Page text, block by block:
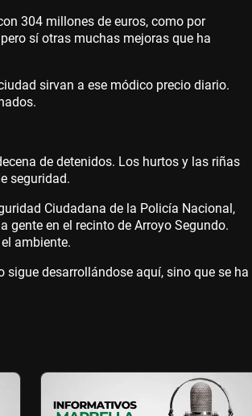
304 millones de euros, como por
sí otras muchas mejoras que ha
sirvan a ese módico precio diario.
de detenidos. Los hurtos y las riñas
seguridad.
Ciudadana de la Policía Nacional,
en el recinto de Arroyo Segundo.
ambiente.
desarrollándose aquí, sino que se ha